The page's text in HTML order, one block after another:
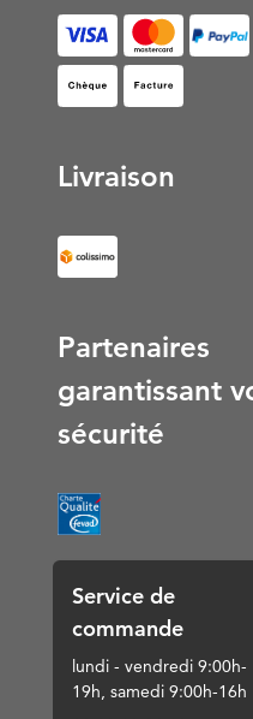
Facture
Livraison
Partenaires
garantissant
sécurité
Service de
commande
lundi - vendredi 9:00h-
19h, samedi 9:00h-16h